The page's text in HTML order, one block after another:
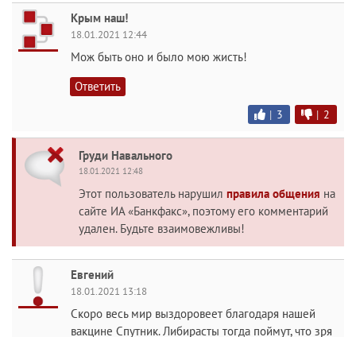
Крым наш!
18.01.2021 12:44
Мож быть оно и было мою жисть!
Ответить
| 3 | 2
Груди Навального
18.01.2021 12:48
Этот пользователь нарушил правила общения на
сайте ИА «Банкфакс», поэтому его комментарий
удален. Будьте взаимовежливы!
Евгений
18.01.2021 13:18
Скоро весь мир выздоровеет благодаря нашей
вакцине Спутник. Либирасты тогда поймут, что зря